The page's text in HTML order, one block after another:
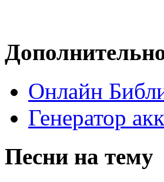
Онлайн
Генератор
Песни на тему